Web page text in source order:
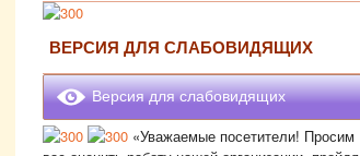
ВЕРСИЯ ДЛЯ СЛАБОВИДЯЩИХ
Версия для слабовидящих
«Уважаемые посетители! Просим